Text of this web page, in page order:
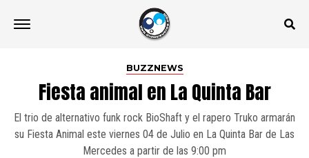
BUZZNEWS
Fiesta animal en La Quinta Bar
El trio de alternativo funk rock BioShaft y el rapero Truko armarán
su Fiesta Animal este viernes 04 de Julio en La Quinta Bar de Las
Mercedes a partir de las 9:00 pm